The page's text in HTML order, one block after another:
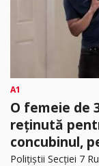
A1
O femeie de
reținută
concubinul,
​Polițiștii Secției 7